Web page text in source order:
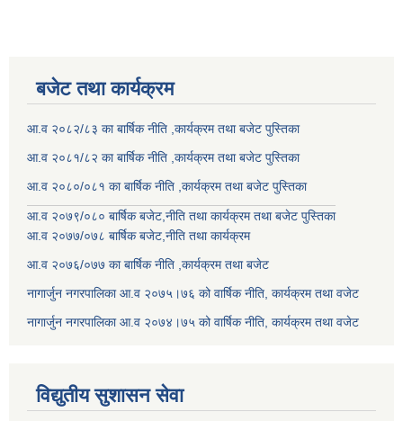
बजेट तथा कार्यक्रम
आ.व २०८२/८३ का बार्षिक नीति ,कार्यक्रम तथा बजेट पुस्तिका
आ.व २०८१/८२ का बार्षिक नीति ,कार्यक्रम तथा बजेट पुस्तिका
आ.व २०८०/०८१ का बार्षिक नीति ,कार्यक्रम तथा बजेट पुस्तिका
आ.व २०७९/०८० बार्षिक बजेट,नीति तथा कार्यक्रम तथा बजेट पुस्तिका
आ.व २०७७/०७८ बार्षिक बजेट,नीति तथा कार्यक्रम
आ.व २०७६/०७७ का बार्षिक नीति ,कार्यक्रम तथा बजेट
नागार्जुन नगरपालिका आ.व २०७५।७६ को वार्षिक नीति, कार्यक्रम तथा वजेट
नागार्जुन नगरपालिका आ.व २०७४।७५ को वार्षिक नीति, कार्यक्रम तथा वजेट
विद्युतीय सुशासन सेवा